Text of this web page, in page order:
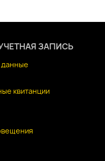
ЗАПИСЬ
квитанции